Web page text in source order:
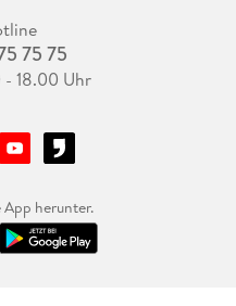
75 75
- 18.00 Uhr
App herunter.